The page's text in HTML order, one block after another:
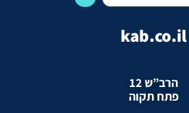
kab.co.il
הרב”ש 12
פתח תקוה